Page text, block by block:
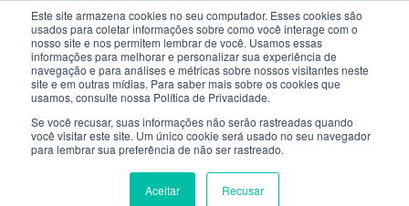
Este site armazena cookies no seu computador. Esses cookies são
usados ​​para coletar informações sobre como você interage com o
nosso site e nos permitem lembrar de você. Usamos essas
informações para melhorar e personalizar sua experiência de
navegação e para análises e métricas sobre nossos visitantes neste
site e em outras mídias. Para saber mais sobre os cookies que
usamos, consulte nossa Política de Privacidade.
Se você recusar, suas informações não serão rastreadas quando
você visitar este site. Um único cookie será usado no seu navegador
para lembrar sua preferência de não ser rastreado.
Aceitar Recusar
NOTÍCIAS
Resíduo asfáltico
Você quer receber notificações e não perder nenhuma
notícia importante?